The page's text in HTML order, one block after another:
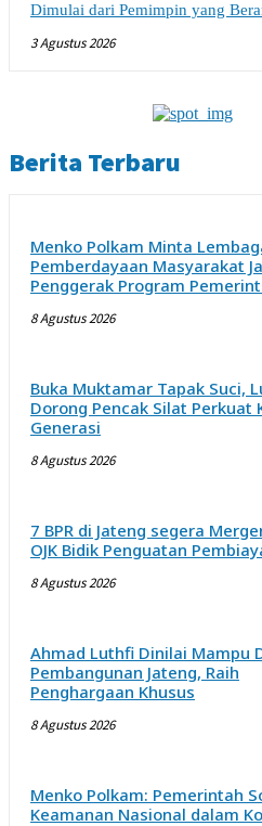
Dimulai dari Pemimpin yang
3 Agustus 2026
Berita Terbaru
Menko Polkam Minta
Pemberdayaan Masyarakat
Penggerak Program
8 Agustus 2026
Buka Muktamar Tapak Suci,
Dorong Pencak Silat Perkuat
Generasi
8 Agustus 2026
7 BPR di Jateng segera
OJK Bidik Penguatan
8 Agustus 2026
Ahmad Luthfi Dinilai Mampu
Pembangunan Jateng, Raih
Penghargaan Khusus
8 Agustus 2026
Menko Polkam: Pemerintah
Keamanan Nasional dalam